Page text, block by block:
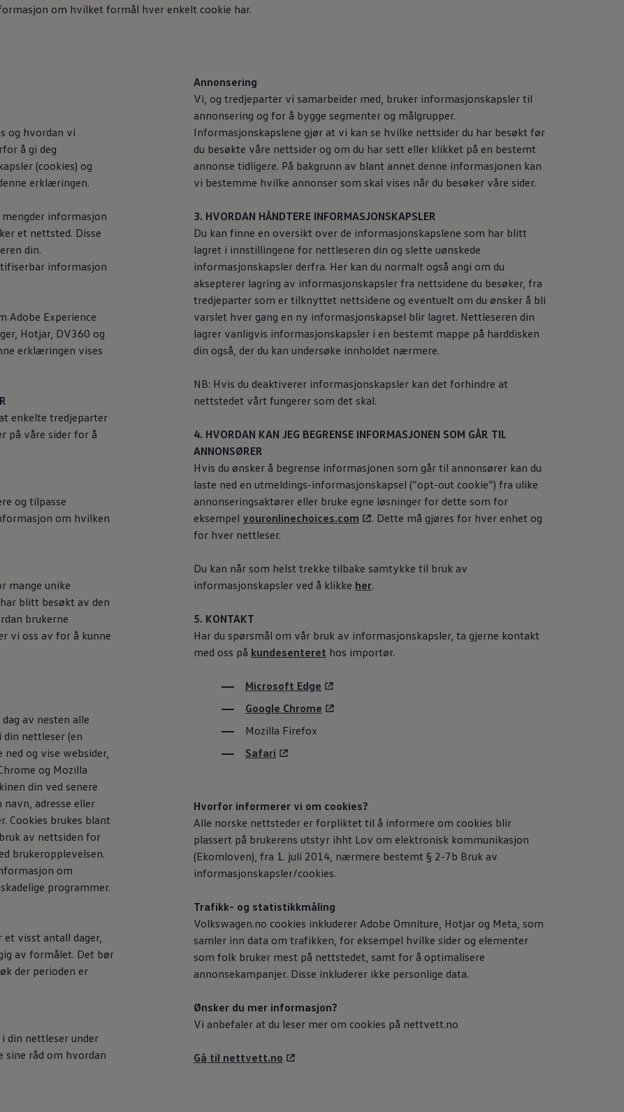
om hvilket formål hver enkelt cookie har.
og hvordan vi
å gi deg
(cookies) og
erklæringen.
informasjon
et nettsted. Disse
din.
informasjon
Adobe Experience
Hotjar, DV360 og
erklæringen vises
enkelte tredjeparter
på våre sider for å
og tilpasse
om hvilken
mange unike
blitt besøkt av den
brukerne
vi oss av for å kunne
av nesten alle
nettleser (en
og vise websider,
og Mozilla
din ved senere
adresse eller
Cookies brukes blant
av nettsiden for
brukeropplevelsen.
om
programmer.
visst antall dager,
av formålet. Det bør
der perioden er
din nettleser under
sine råd om hvordan
Annonsering
Vi, og tredjeparter vi samarbeider med, bruker informasjonskapsler til
annonsering og for å bygge segmenter og målgrupper.
Informasjonskapslene gjør at vi kan se hvilke nettsider du har besøkt før
du besøkte våre nettsider og om du har sett eller klikket på en bestemt
annonse tidligere. På bakgrunn av blant annet denne informasjonen kan
vi bestemme hvilke annonser som skal vises når du besøker våre sider.
3. HVORDAN HÅNDTERE INFORMASJONSKAPSLER
Du kan finne en oversikt over de informasjonskapslene som har blitt
lagret i innstillingene for nettleseren din og slette uønskede
informasjonskapsler derfra. Her kan du normalt også angi om du
aksepterer lagring av informasjonskapsler fra nettsidene du besøker, fra
tredjeparter som er tilknyttet nettsidene og eventuelt om du ønsker å bli
varslet hver gang en ny informasjonskapsel blir lagret. Nettleseren din
lagrer vanligvis informasjonskapsler i en bestemt mappe på harddisken
din også, der du kan undersøke innholdet nærmere.
NB: Hvis du deaktiverer informasjonskapsler kan det forhindre at
nettstedet vårt fungerer som det skal.
4. HVORDAN KAN JEG BEGRENSE INFORMASJONEN SOM GÅR TIL
ANNONSØRER
Hvis du ønsker å begrense informasjonen som går til annonsører kan du
laste ned en utmeldings-informasjonskapsel (”opt-out cookie”) fra ulike
annonseringsaktører eller bruke egne løsninger for dette som for
eksempel youronlinechoices.com
. Dette må gjøres for hver enhet og
for hver nettleser.
Du kan når som helst trekke tilbake samtykke til bruk av
informasjonskapsler ved å klikke her.
5. KONTAKT
Har du spørsmål om vår bruk av informasjonskapsler, ta gjerne kontakt
med oss på kundesenteret hos importør.
Microsoft Edge
Google Chrome
Mozilla Firefox
Safari
Hvorfor informerer vi om cookies?
Alle norske nettsteder er forpliktet til å informere om cookies blir
plassert på brukerens utstyr ihht Lov om elektronisk kommunikasjon
(Ekomloven), fra 1. juli 2014, nærmere bestemt § 2-7b Bruk av
informasjonskapsler/cookies.
Trafikk- og statistikkmåling
Volkswagen.no cookies inkluderer Adobe Omniture, Hotjar og Meta, som
samler inn data om trafikken, for eksempel hvilke sider og elementer
som folk bruker mest på nettstedet, samt for å optimalisere
annonsekampanjer. Disse inkluderer ikke personlige data.
Ønsker du mer informasjon?
Vi anbefaler at du leser mer om cookies på nettvett.no
Gå til nettvett.no